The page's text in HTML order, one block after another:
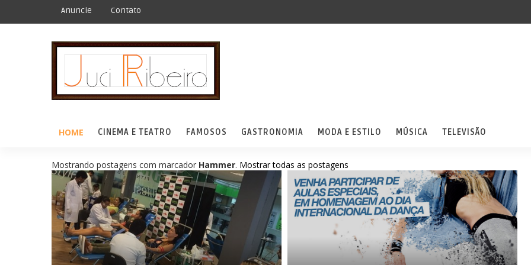
Anuncie Contato
HOME CINEMA E TEATRO FAMOSOS GASTRONOMIA MODA E ESTILO MÚSICA TELEVISÃO
Mostrando postagens com marcador Hammer. Mostrar todas as postagens